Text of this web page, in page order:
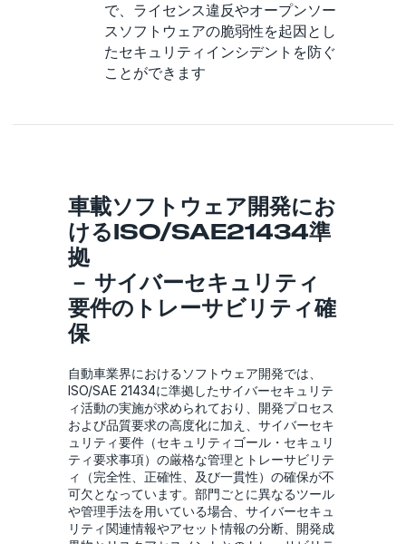
で、ライセンス違反やオープンソー
スソフトウェアの脆弱性を起因とし
たセキュリティインシデントを防ぐ
ことができます
車載ソフトウェア開発にお
けるISO/SAE21434準
拠
－ サイバーセキュリティ
要件のトレーサビリティ確
保
自動車業界におけるソフトウェア開発では、
ISO/SAE 21434に準拠したサイバーセキュリテ
ィ活動の実施が求められており、開発プロセス
および品質要求の高度化に加え、サイバーセキ
ュリティ要件（セキュリティゴール・セキュリ
ティ要求事項）の厳格な管理とトレーサビリテ
ィ（完全性、正確性、及び一貫性）の確保が不
可欠となっています。部門ごとに異なるツール
や管理手法を用いている場合、サイバーセキュ
リティ関連情報やアセット情報の分断、開発成